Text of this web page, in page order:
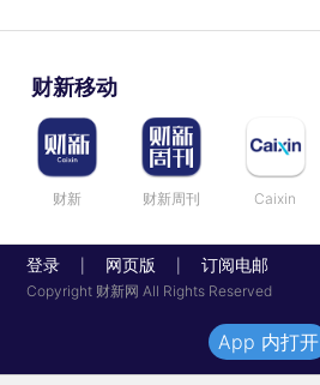
财新移动
财新 财新周刊 Caixin
登录 网页版 订阅电邮
Copyright 财新网 All Rights Reserved
App 内打开